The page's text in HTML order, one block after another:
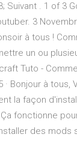
Suivant . 1 of 3
3
à tous !
un ou
Tuto -
Bonjour à tous,
la façon
fonctionne
des mods